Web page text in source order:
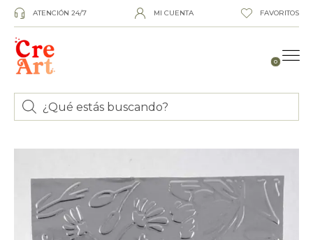
ATENCIÓN 24/7 MI CUENTA FAVORITOS
0